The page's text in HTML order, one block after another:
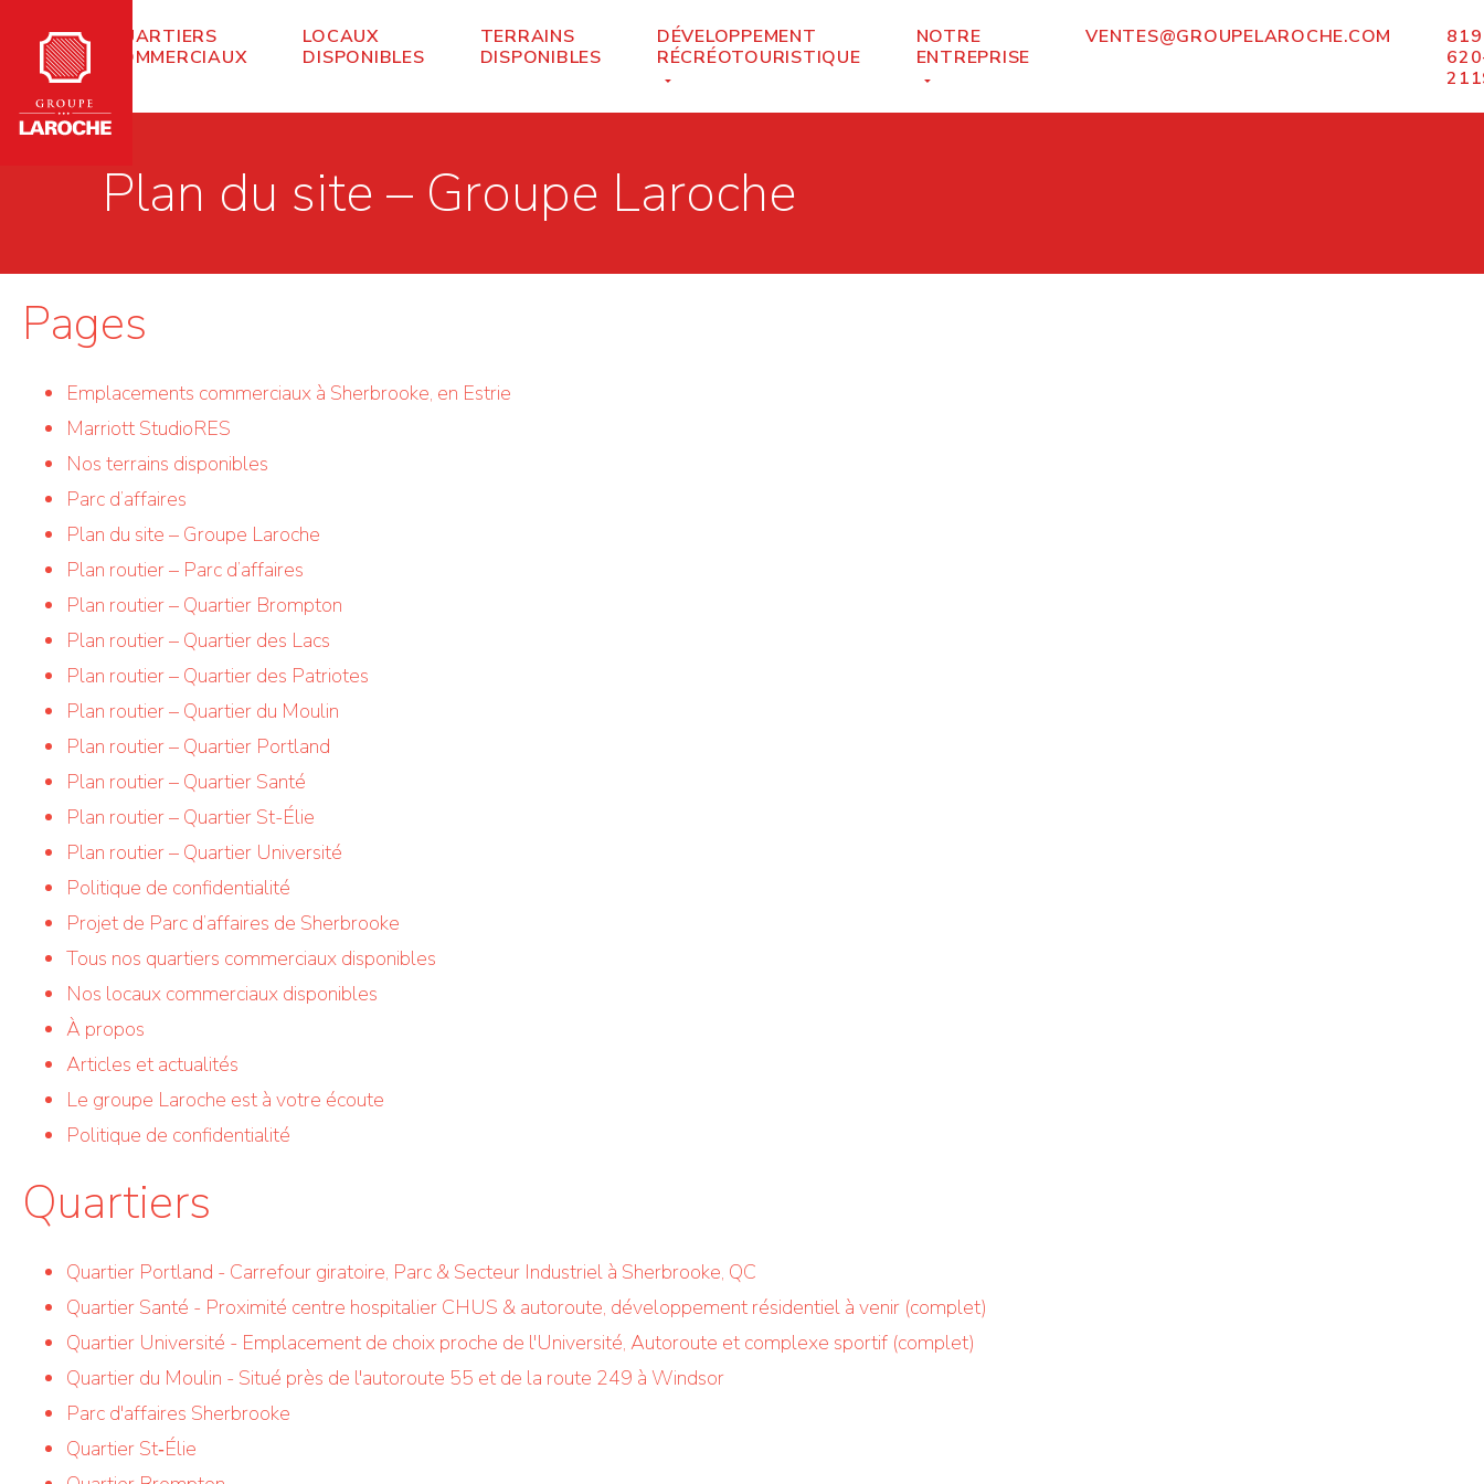
QUARTIERS
COMMERCIAUX
LOCAUX
DISPONIBLES
TERRAINS
DISPONIBLES
DÉVELOPPEMENT
RÉCRÉOTOURISTIQUE
NOTRE
ENTREPRISE
VENTES@GROUPELAROCHE.COM
819
Plan du site – Groupe Laroche
Pages
Emplacements commerciaux à Sherbrooke, en Estrie
Marriott StudioRES
Nos terrains disponibles
Parc d’affaires
Plan du site – Groupe Laroche
Plan routier – Parc d’affaires
Plan routier – Quartier Brompton
Plan routier – Quartier des Lacs
Plan routier – Quartier des Patriotes
Plan routier – Quartier du Moulin
Plan routier – Quartier Portland
Plan routier – Quartier Santé
Plan routier – Quartier St-Élie
Plan routier – Quartier Université
Politique de confidentialité
Projet de Parc d’affaires de Sherbrooke
Tous nos quartiers commerciaux disponibles
Nos locaux commerciaux disponibles
À propos
Articles et actualités
Le groupe Laroche est à votre écoute
Politique de confidentialité
Quartiers
Quartier Portland - Carrefour giratoire, Parc & Secteur Industriel à Sherbrooke, QC
Quartier Santé - Proximité centre hospitalier CHUS & autoroute, développement résidentiel à venir (complet)
Quartier Université - Emplacement de choix proche de l'Université, Autoroute et complexe sportif (complet)
Quartier du Moulin - Situé près de l'autoroute 55 et de la route 249 à Windsor
Parc d'affaires Sherbrooke
Quartier St‑Élie